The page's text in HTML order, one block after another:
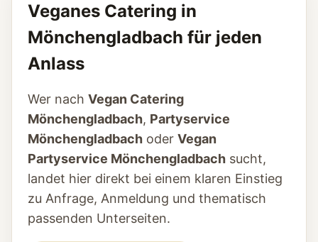
Veganes Catering in
Mönchengladbach für jeden
Anlass
Wer nach Vegan Catering
Mönchengladbach, Partyservice
Mönchengladbach oder Vegan
Partyservice Mönchengladbach sucht,
landet hier direkt bei einem klaren Einstieg
zu Anfrage, Anmeldung und thematisch
passenden Unterseiten.